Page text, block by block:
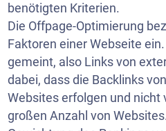
benötigten Kriterien.
Die Offpage-Optimierung
Faktoren einer Webseite
gemeint, also Links von
dabei, dass die Backlinks
Websites erfolgen und nicht
großen Anzahl von